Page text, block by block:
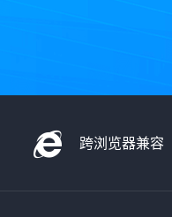
跨浏览器兼容